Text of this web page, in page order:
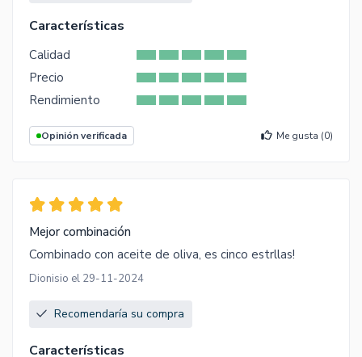
Características
Calidad
Precio
Rendimiento
Opinión verificada Me gusta (0)
Mejor combinación
Combinado con aceite de oliva, es cinco estrllas!
Dionisio el 29-11-2024
Recomendaría su compra
Características